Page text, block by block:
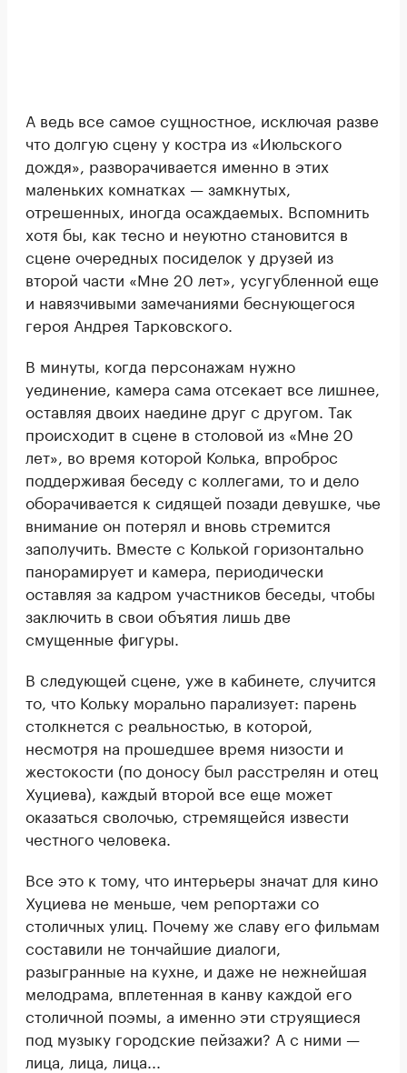
А ведь все самое сущностное, исключая разве
что долгую сцену у костра из «Июльского
дождя», разворачивается именно в этих
маленьких комнатках — замкнутых,
отрешенных, иногда осаждаемых. Вспомнить
хотя бы, как тесно и неуютно становится в
сцене очередных посиделок у друзей из
второй части «Мне 20 лет», усугубленной еще
и навязчивыми замечаниями беснующегося
героя Андрея Тарковского.
В минуты, когда персонажам нужно
уединение, камера сама отсекает все лишнее,
оставляя двоих наедине друг с другом. Так
происходит в сцене в столовой из «Мне 20
лет», во время которой Колька, впроброс
поддерживая беседу с коллегами, то и дело
оборачивается к сидящей позади девушке, чье
внимание он потерял и вновь стремится
заполучить. Вместе с Колькой горизонтально
панорамирует и камера, периодически
оставляя за кадром участников беседы, чтобы
заключить в свои объятия лишь две
смущенные фигуры.
В следующей сцене, уже в кабинете, случится
то, что Кольку морально парализует: парень
столкнется с реальностью, в которой,
несмотря на прошедшее время низости и
жестокости (по доносу был расстрелян и отец
Хуциева), каждый второй все еще может
оказаться сволочью, стремящейся извести
честного человека.
Все это к тому, что интерьеры значат для кино
Хуциева не меньше, чем репортажи со
столичных улиц. Почему же славу его фильмам
составили не тончайшие диалоги,
разыгранные на кухне, и даже не нежнейшая
мелодрама, вплетенная в канву каждой его
столичной поэмы, а именно эти струящиеся
под музыку городские пейзажи? А с ними —
лица, лица, лица...